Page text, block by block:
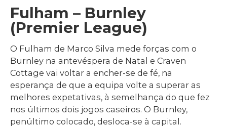
Fulham – Burnley
(Premier League)
O Fulham de Marco Silva mede forças com o
Burnley na antevéspera de Natal e Craven
Cottage vai voltar a encher-se de fé, na
esperança de que a equipa volte a superar as
melhores expetativas, à semelhança do que fez
nos últimos dois jogos caseiros. O Burnley,
penúltimo colocado, desloca-se à capital.